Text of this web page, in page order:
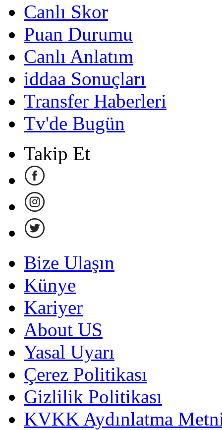
Canlı Skor
Puan Durumu
Canlı Anlatım
iddaa Sonuçları
Transfer Haberleri
Tv'de Bugün
Takip Et
Bize Ulaşın
Künye
Kariyer
About US
Yasal Uyarı
Çerez Politikası
Gizlilik Politikası
KVKK Aydınlatma